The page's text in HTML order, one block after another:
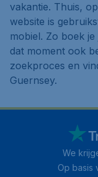
vakantie. Thuis,
website is
mobiel. Zo boek
dat moment ook
zoekproces en
Guernsey.
We
Op basis